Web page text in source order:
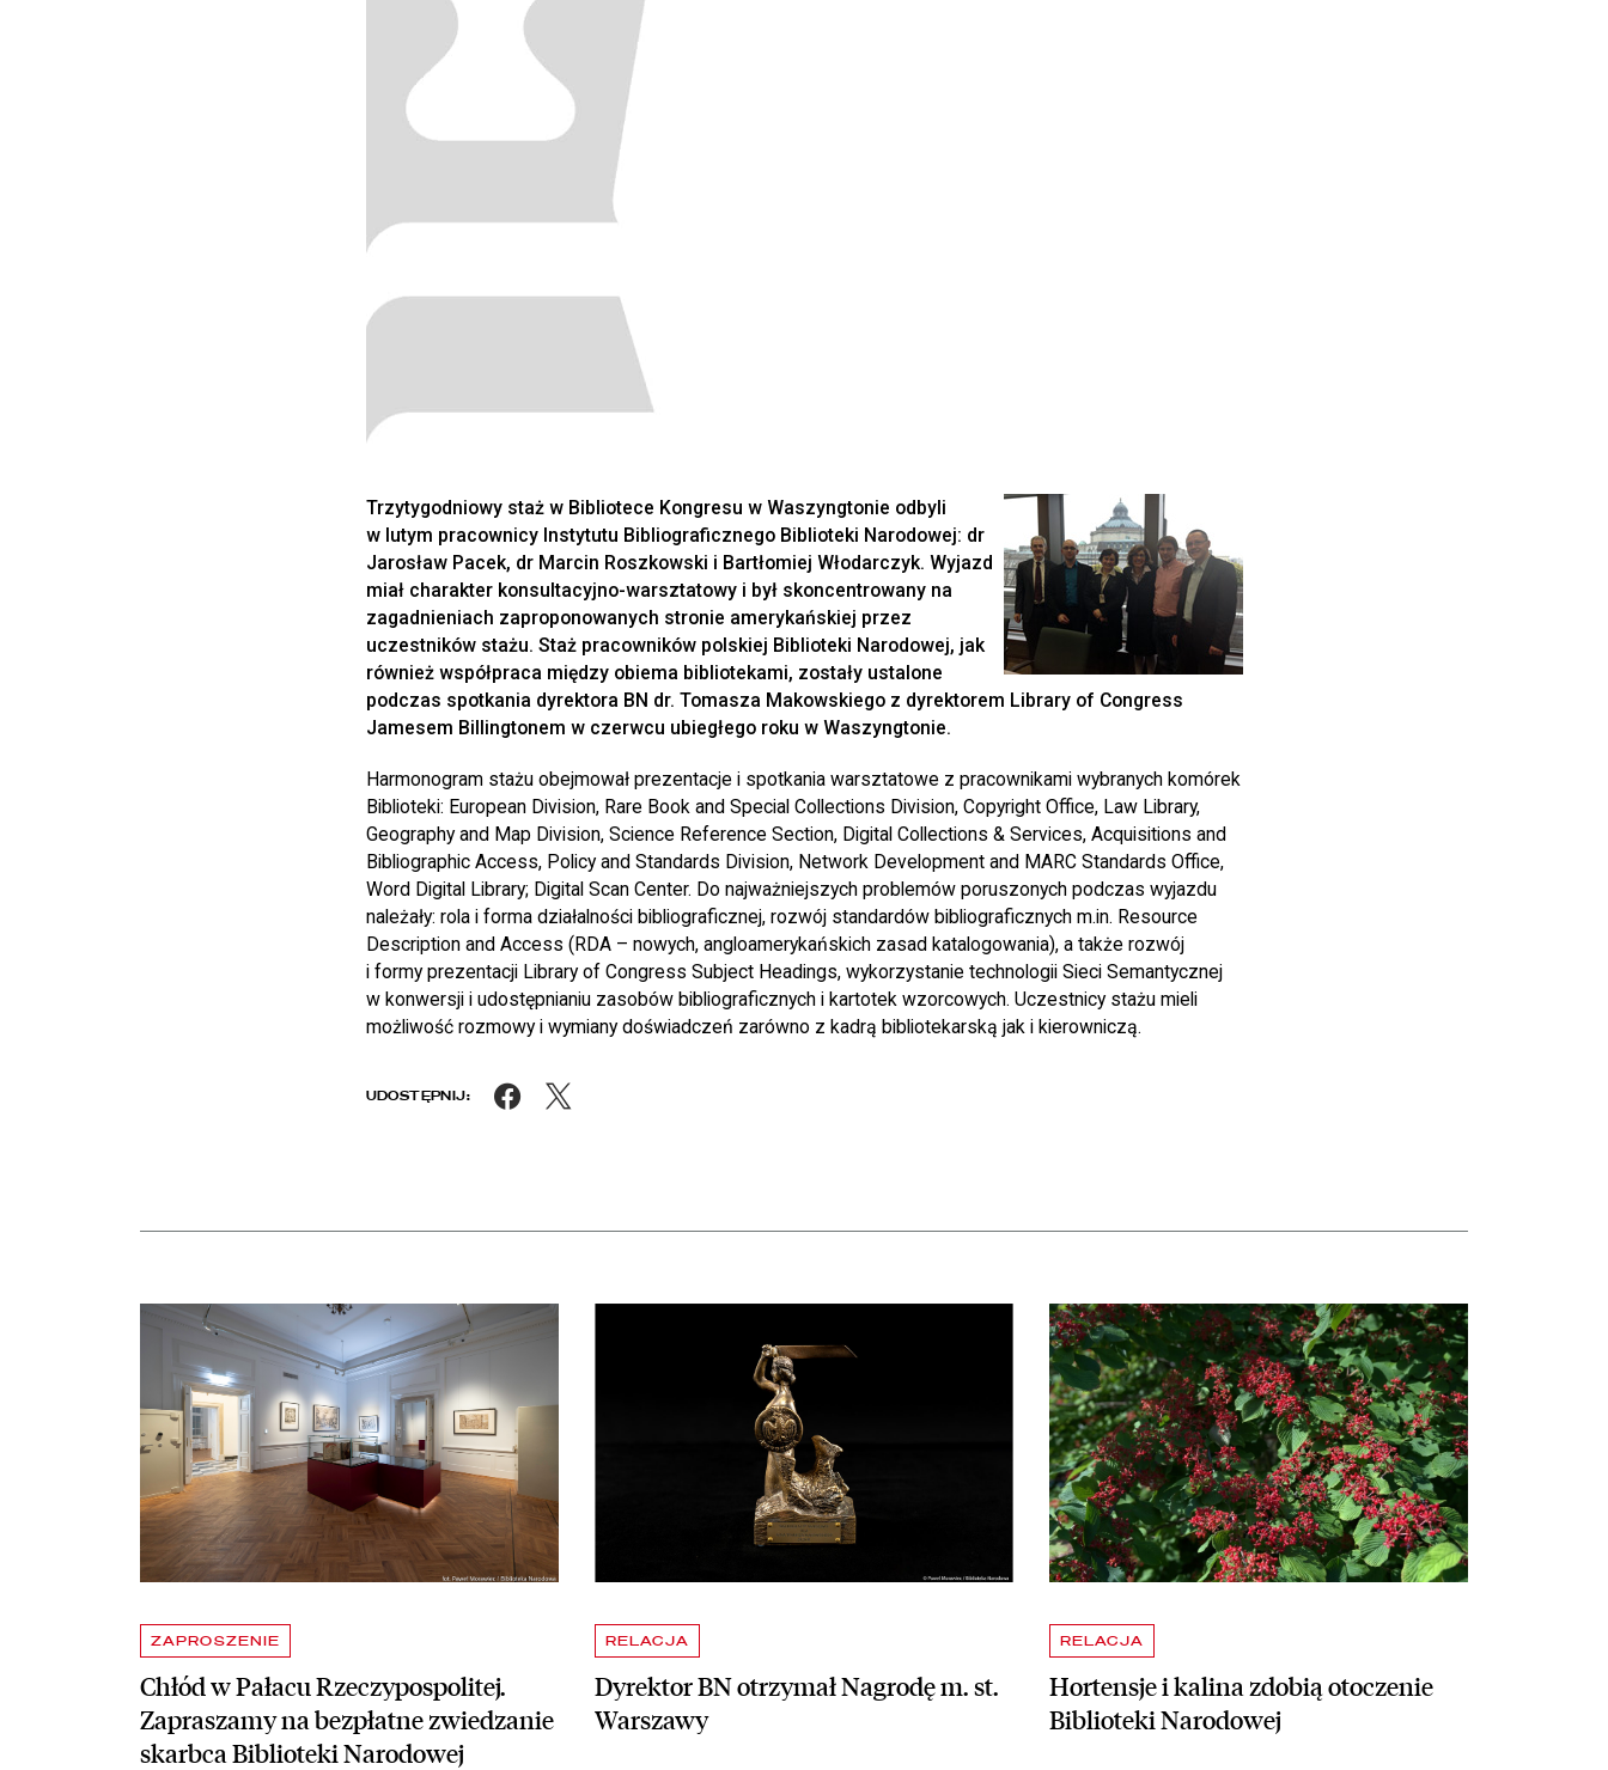
Trzytygodniowy staż w Bibliotece Kongresu w Waszyngtonie odbyli
w lutym pracownicy Instytutu Bibliograficznego Biblioteki Narodowej: dr
Jarosław Pacek, dr Marcin Roszkowski i Bartłomiej Włodarczyk. Wyjazd
miał charakter konsultacyjno-warsztatowy i był skoncentrowany na
zagadnieniach zaproponowanych stronie amerykańskiej przez
uczestników stażu. Staż pracowników polskiej Biblioteki Narodowej, jak
również współpraca między obiema bibliotekami, zostały ustalone
podczas spotkania dyrektora BN dr. Tomasza Makowskiego z dyrektorem Library of Congress
Jamesem Billingtonem w czerwcu ubiegłego roku w Waszyngtonie.
Harmonogram stażu obejmował prezentacje i spotkania warsztatowe z pracownikami wybranych komórek
Biblioteki: European Division, Rare Book and Special Collections Division, Copyright Office, Law Library,
Geography and Map Division, Science Reference Section, Digital Collections & Services, Acquisitions and
Bibliographic Access, Policy and Standards Division, Network Development and MARC Standards Office,
Word Digital Library; Digital Scan Center. Do najważniejszych problemów poruszonych podczas wyjazdu
należały: rola i forma działalności bibliograficznej, rozwój standardów bibliograficznych m.in. Resource
Description and Access (RDA – nowych, angloamerykańskich zasad katalogowania), a także rozwój
i formy prezentacji Library of Congress Subject Headings, wykorzystanie technologii Sieci Semantycznej
w konwersji i udostępnianiu zasobów bibliograficznych i kartotek wzorcowych. Uczestnicy stażu mieli
możliwość rozmowy i wymiany doświadczeń zarówno z kadrą bibliotekarską jak i kierowniczą.
UDOSTĘPNIJ: Facebook
Aktualności
ZAPROSZENIE
Chłód w Pałacu Rzeczypospolitej.
Zapraszamy na bezpłatne zwiedzanie
skarbca Biblioteki Narodowej
czytaj więcej o Chłód w Pałacu Rzeczypospolitej. Zapraszamy na bezpłatne zwiedzanie skarbca Biblioteki Narodowej
RELACJA
Dyrektor BN otrzymał Nagrodę m. st.
Warszawy
czytaj więcej o Dyrektor BN otrzymał Nagrodę m. st. Warszawy
RELACJA
Hortensje i kalina zdobią otoczenie
Biblioteki Narodowej
czytaj więcej o Hortensje i kalina zdobią otoczenie Biblioteki Narodowej